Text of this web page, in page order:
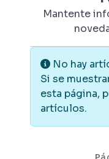
Mantente
No hay
Si se
esta página,
artículos.